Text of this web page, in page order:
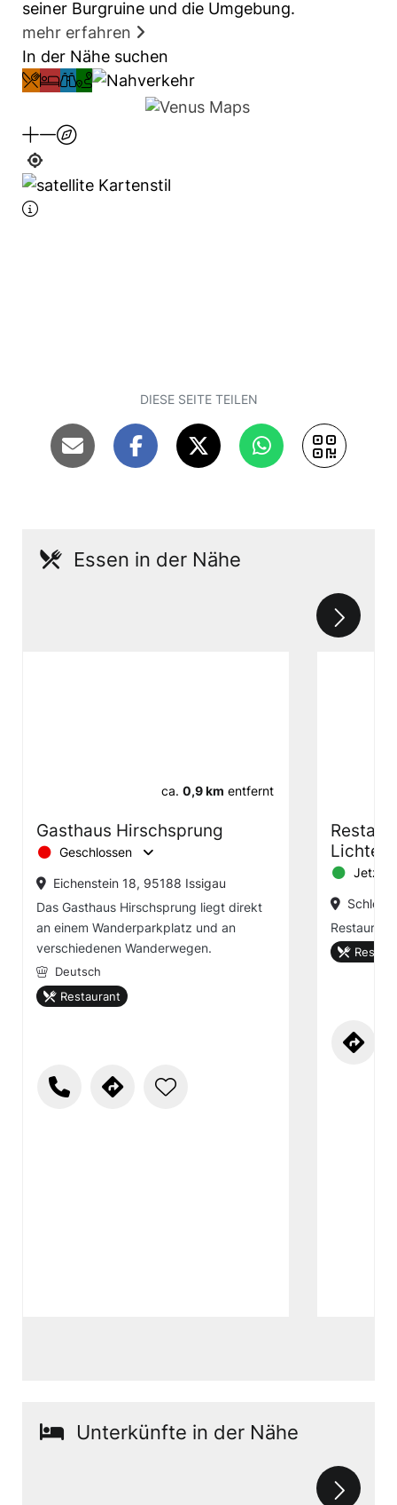
seiner Burgruine und die Umgebung.
mehr erfahren
In der Nähe suchen
DIESE SEITE TEILEN
Essen in der Nähe
ca. 0,9 km entfernt
Gasthaus Hirschsprung
Geschlossen
Eichenstein 18, 95188 Issigau
Das Gasthaus Hirschsprung liegt direkt
an einem Wanderparkplatz und an
verschiedenen Wanderwegen.
Deutsch
Restaurant
Jetzt
Restaurant
Unterkünfte in der Nähe